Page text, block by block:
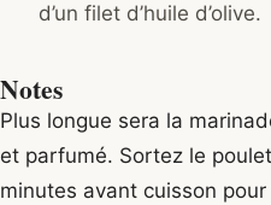
d’un filet d’huile d’olive.
Notes
Plus longue sera la
et parfumé. Sortez le
minutes avant cuisson